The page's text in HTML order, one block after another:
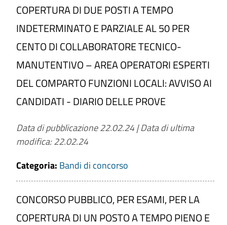
Categoria
Bandi di concorso per reclutamento
Concorsi di progettazione o di idee
Da
a
CERCA
COPERTURA DI DUE POSTI A TEMPO
INDETERMINATO E PARZIALE AL 50 PER
CENTO DI COLLABORATORE TECNICO-
MANUTENTIVO – AREA OPERATORI ESPERTI
DEL COMPARTO FUNZIONI LOCALI: AVVISO AI
CANDIDATI - DIARIO DELLE PROVE
Data di pubblicazione 22.02.24|Data di ultima
modifica: 22.02.24
Categoria: Bandi di concorso
CONCORSO PUBBLICO, PER ESAMI, PER LA
COPERTURA DI UN POSTO A TEMPO PIENO E